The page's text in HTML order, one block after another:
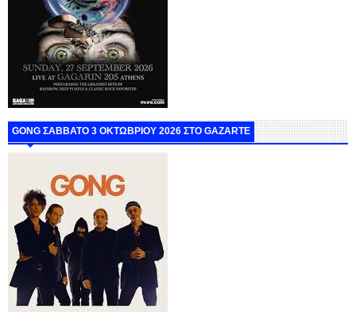
GONG ΣΑΒΒΑΤΟ 3 ΟΚΤΩΒΡΙΟΥ 2026 ΣΤΟ GAZARTE